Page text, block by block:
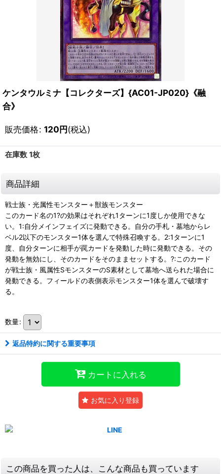
ケンタウルミナ【コレクターズ】{AC01-JP020}《融
合》
販売価格: 120円(税込)
在庫数 1枚
商品詳細
戦士族・光属性モンスター＋獣族モンスター
このカード名の1?の効果はそれぞれ1ターンに1度しか使用できな
い。1:自分メインフェイズに発動できる。自分の手札・墓地からレ
ベル2以下のモンスター1体を選んで特殊召喚する。2:1ターンに1
度、自分ターンに相手が罠カードを発動した時に発動できる。その
発動を無効にし、そのカードをそのままセットする。?:このカード
が戦士族・風属性SモンスターのS素材として墓地へ送られた場合に
発動できる。フィールドの表側表示モンスター1体を選んで破壊す
る。
数量:
返品特約に関する重要事項
カートに入れる
お気に入り登録
この商品を買った人は、こんな商品も買っています